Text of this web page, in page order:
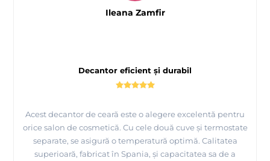
Decantor eficient și durabil
Acest decantor de ceară este o alegere excelentă pentru
orice salon de cosmetică. Cu cele două cuve și termostate
separate, se asigură o temperatură optimă. Calitatea
superioară, fabricat în Spania, și capacitatea sa de a
Ileana Zamfir